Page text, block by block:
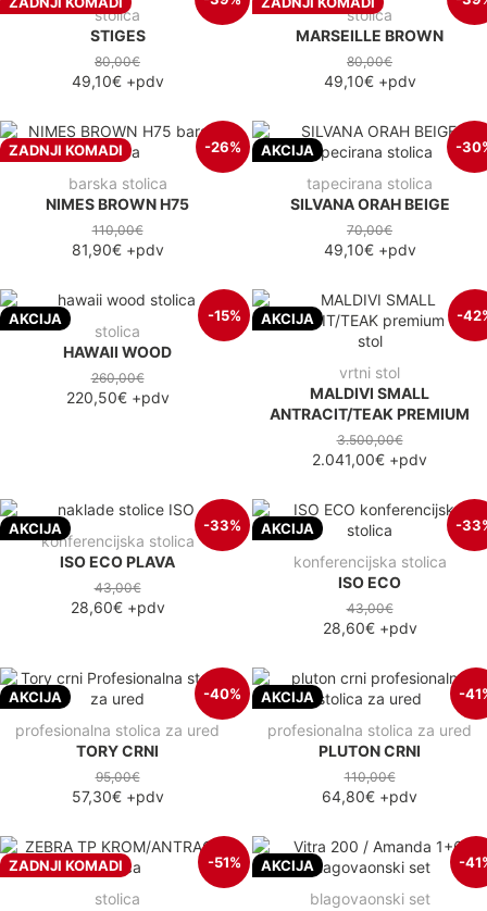
stolica
STIGES
80,00€
49,10€+pdv
stolica
MARSEILLE BROWN
80,00€
49,10€+pdv
ZADNJI KOMADI -26%
barska stolica
NIMES BROWN H75
110,00€
81,90€+pdv
AKCIJA -
tapecirana stolica
SILVANA ORAH BEIGE
70,00€
49,10€+pdv
AKCIJA -15%
stolica
HAWAII WOOD
260,00€
220,50€+pdv
AKCIJA -
vrtni stol
MALDIVI SMALL
ANTRACIT/TEAK PREMIUM
3.500,00€
2.041,00€ +pdv
AKCIJA -33%
konferencijska stolica
ISO ECO PLAVA
43,00€
28,60€+pdv
AKCIJA -
konferencijska stolica
ISO ECO
43,00€
28,60€+pdv
AKCIJA -40%
profesionalna stolica za ured
TORY CRNI
95,00€
57,30€+pdv
AKCIJA -
profesionalna stolica za ured
PLUTON CRNI
110,00€
64,80€ +pdv
ZADNJI KOMADI -51%
stolica
AKCIJA -
blagovaonski set